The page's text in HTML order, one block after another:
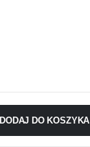
DODAJ DO KOSZYKA